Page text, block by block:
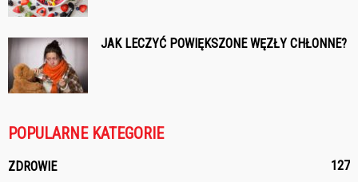
JAK LECZYĆ POWIĘKSZONE WĘZŁY CHŁONNE?
POPULARNE KATEGORIE
ZDROWIE 127